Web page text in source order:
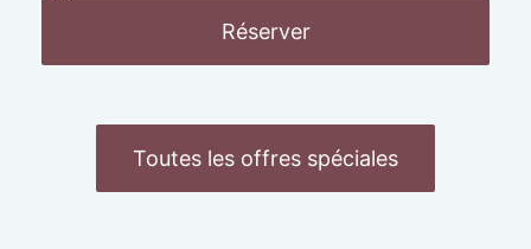
Réserver
Toutes les offres spéciales